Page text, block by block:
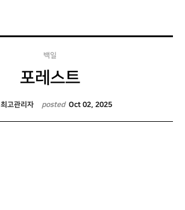
백일
포레스트
최고관리자 posted Oct 02, 2025